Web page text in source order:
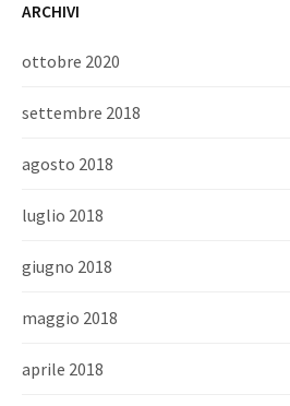
ARCHIVI
ottobre 2020
settembre 2018
agosto 2018
luglio 2018
giugno 2018
maggio 2018
aprile 2018